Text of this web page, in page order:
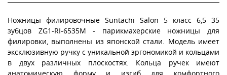
Ножницы филировочные Suntachi Salon 5 класс 6,5 35
зубцов ZG1-RI-6535M - парикмахерские ножницы для
филировки, выполнены из японской стали. Модель имеет
эксклюзивную ручку с уникальной эргономикой и кольцами
в двух различных плоскостях. Кольца ручек имеют
анатомическую форму и изгиб для комфортного